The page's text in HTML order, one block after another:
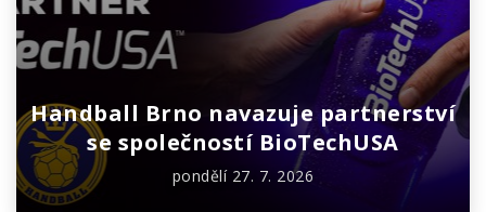
Handball Brno navazuje partnerství
se společností BioTechUSA
pondělí 27. 7. 2026